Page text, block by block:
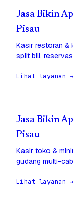
Jasa Bikin
Pisau
Kasir restoran &
split bill,
Lihat layanan →
Jasa Bikin
Pisau
Kasir toko &
gudang multi-
Lihat layanan →